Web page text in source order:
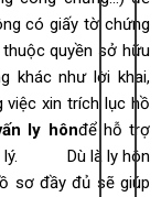
có giấy tờ chứng
quyền sở hữu
khác như lời khai,
xin trích lục hồ
ly hônđể hỗ trợ
Dù là ly hôn
sơ đầy đủ sẽ giúp